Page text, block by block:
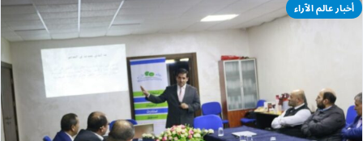
أخبار عالم الآراء